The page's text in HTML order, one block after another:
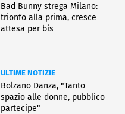
Bad Bunny strega Milano:
trionfo alla prima, cresce
attesa per bis
ULTIME NOTIZIE
Bolzano Danza, "Tanto
spazio alle donne, pubblico
partecipe"